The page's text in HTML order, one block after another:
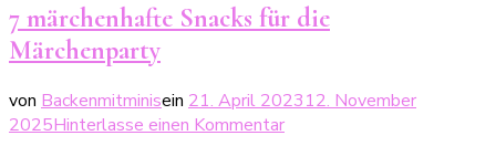
7 märchenhafte Snacks für die
Märchenparty
von Backenmitminisein 21. April 202312. November
2025Hinterlasse einen Kommentarzu